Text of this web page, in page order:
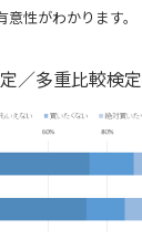
性がわかります。
／多重比較検定